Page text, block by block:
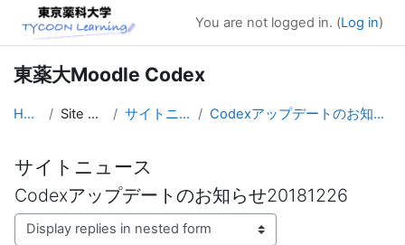
Skip to main content
You are not logged in. (Log in)
東薬大Moodle Codex
Home Site pages サイトニュース Codexアップデートのお知らせ20181226
サイトニュース
Codexアップデートのお知らせ20181226
Display mode